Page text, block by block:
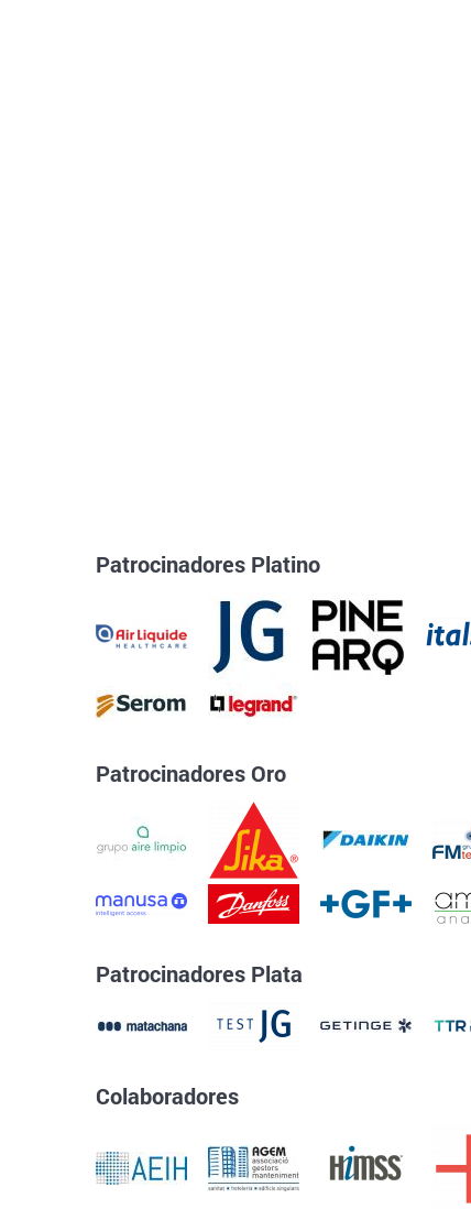
Patrocinadores Platino
Patrocinadores Oro
Patrocinadores Plata
Colaboradores